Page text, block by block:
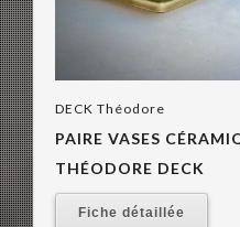
DECK Théodore
PAIRE VASES
THÉODORE DECK
Fiche détaillée